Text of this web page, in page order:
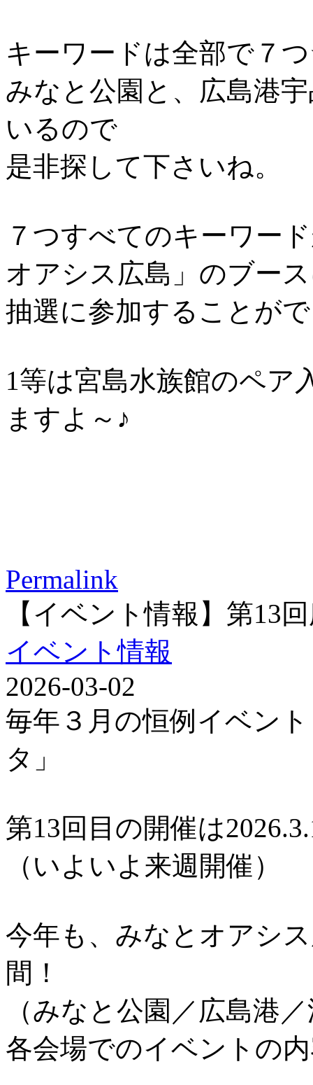
キーワードは全部
みなと公園と、広島港
いるので
是非探して下さいね。
７つすべてのキーワー
オアシス広島」のブー
抽選に参加することが
1等は宮島水族館のペア
ますよ～♪
Permalink
【イベント情報】第13
イベント情報
2026-03-02
毎年３月の恒例イベン
タ」
第13回目の開催は
（いよいよ来週開催）
今年も、みなとオアシ
間！
（みなと公園／広島港
各会場でのイベントの